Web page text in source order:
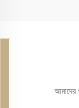
আমাদের